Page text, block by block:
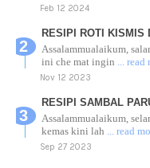
Feb 12 2024
RESIPI ROTI KISMIS
Assalammualaikum,
ini che mat ingin ... read
Nov 12 2023
RESIPI SAMBAL
Assalammualaikum,
kemas kini lah ... read
Sep 27 2023